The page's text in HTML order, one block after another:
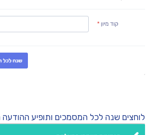
לוחצים שנה לכל המסמכים ותופיע